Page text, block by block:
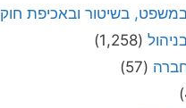
בשיטור ובאכיפת חוק
(1,258)
(57)